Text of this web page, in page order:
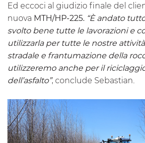
Ed eccoci al giudizio finale del
nuova MTH/HP-225. “È andato
svolto bene tutte le lavorazioni e
utilizzarla per tutte le nostre
stradale e frantumazione della
utilizzeremo anche per il
dell’asfalto”, conclude Sebastian.